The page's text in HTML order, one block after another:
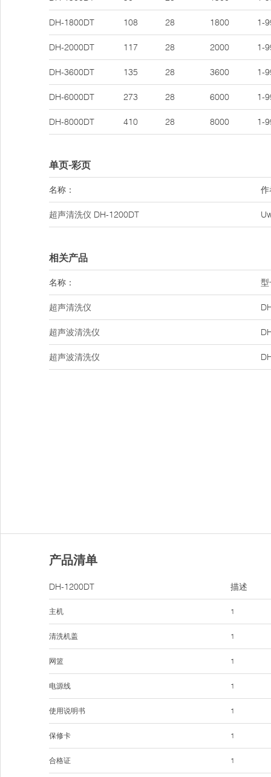
DH-1800DT 108 28 1800 1-
DH-2000DT 117 28 2000 1-
DH-3600DT 135 28 3600 1-
DH-6000DT 273 28 6000 1-
DH-8000DT 410 28 8000 1-
单页-彩页
名称： 作
超声清洗仪 DH-1200DT
相关产品
名称： 型
超声清洗仪
超声波清洗仪
超声波清洗仪
产品清单
DH-1200DT
主机
清洗机盖
网篮
电源线
使用说明书
保修卡
合格证
描述
1
1
1
1
1
1
1